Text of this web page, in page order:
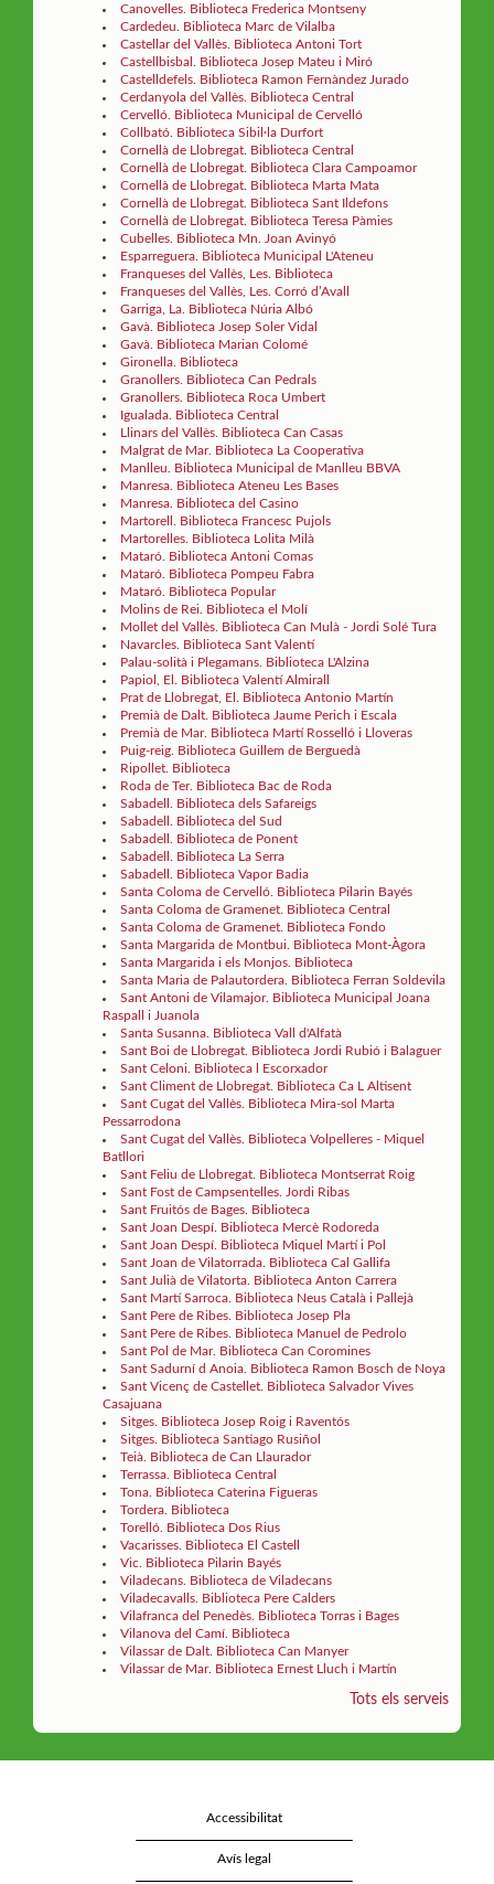
Canovelles. Biblioteca Frederica Montseny
Cardedeu. Biblioteca Marc de Vilalba
Castellar del Vallès. Biblioteca Antoni Tort
Castellbisbal. Biblioteca Josep Mateu i Miró
Castelldefels. Biblioteca Ramon Fernàndez Jurado
Cerdanyola del Vallès. Biblioteca Central
Cervelló. Biblioteca Municipal de Cervelló
Collbató. Biblioteca Sibil·la Durfort
Cornellà de Llobregat. Biblioteca Central
Cornellà de Llobregat. Biblioteca Clara Campoamor
Cornellà de Llobregat. Biblioteca Marta Mata
Cornellà de Llobregat. Biblioteca Sant Ildefons
Cornellà de Llobregat. Biblioteca Teresa Pàmies
Cubelles. Biblioteca Mn. Joan Avinyó
Esparreguera. Biblioteca Municipal L'Ateneu
Franqueses del Vallès, Les. Biblioteca
Franqueses del Vallès, Les. Corró d’Avall
Garriga, La. Biblioteca Núria Albó
Gavà. Biblioteca Josep Soler Vidal
Gavà. Biblioteca Marian Colomé
Gironella. Biblioteca
Granollers. Biblioteca Can Pedrals
Granollers. Biblioteca Roca Umbert
Igualada. Biblioteca Central
Llinars del Vallès. Biblioteca Can Casas
Malgrat de Mar. Biblioteca La Cooperativa
Manlleu. Biblioteca Municipal de Manlleu BBVA
Manresa. Biblioteca Ateneu Les Bases
Manresa. Biblioteca del Casino
Martorell. Biblioteca Francesc Pujols
Martorelles. Biblioteca Lolita Milà
Mataró. Biblioteca Antoni Comas
Mataró. Biblioteca Pompeu Fabra
Mataró. Biblioteca Popular
Molins de Rei. Biblioteca el Molí
Mollet del Vallès. Biblioteca Can Mulà - Jordi Solé Tura
Navarcles. Biblioteca Sant Valentí
Palau-solità i Plegamans. Biblioteca L'Alzina
Papiol, El. Biblioteca Valentí Almirall
Prat de Llobregat, El. Biblioteca Antonio Martín
Premià de Dalt. Biblioteca Jaume Perich i Escala
Premià de Mar. Biblioteca Martí Rosselló i Lloveras
Puig-reig. Biblioteca Guillem de Berguedà
Ripollet. Biblioteca
Roda de Ter. Biblioteca Bac de Roda
Sabadell. Biblioteca dels Safareigs
Sabadell. Biblioteca del Sud
Sabadell. Biblioteca de Ponent
Sabadell. Biblioteca La Serra
Sabadell. Biblioteca Vapor Badia
Santa Coloma de Cervelló. Biblioteca Pilarin Bayés
Santa Coloma de Gramenet. Biblioteca Central
Santa Coloma de Gramenet. Biblioteca Fondo
Santa Margarida de Montbui. Biblioteca Mont-Àgora
Santa Margarida i els Monjos. Biblioteca
Santa Maria de Palautordera. Biblioteca Ferran Soldevila
Sant Antoni de Vilamajor. Biblioteca Municipal Joana
Raspall i Juanola
Santa Susanna. Biblioteca Vall d'Alfatà
Sant Boi de Llobregat. Biblioteca Jordi Rubió i Balaguer
Sant Celoni. Biblioteca l Escorxador
Sant Climent de Llobregat. Biblioteca Ca L Altisent
Sant Cugat del Vallès. Biblioteca Mira-sol Marta
Pessarrodona
Sant Cugat del Vallès. Biblioteca Volpelleres - Miquel
Batllori
Sant Feliu de Llobregat. Biblioteca Montserrat Roig
Sant Fost de Campsentelles. Jordi Ribas
Sant Fruitós de Bages. Biblioteca
Sant Joan Despí. Biblioteca Mercè Rodoreda
Sant Joan Despí. Biblioteca Miquel Martí i Pol
Sant Joan de Vilatorrada. Biblioteca Cal Gallifa
Sant Julià de Vilatorta. Biblioteca Anton Carrera
Sant Martí Sarroca. Biblioteca Neus Català i Pallejà
Sant Pere de Ribes. Biblioteca Josep Pla
Sant Pere de Ribes. Biblioteca Manuel de Pedrolo
Sant Pol de Mar. Biblioteca Can Coromines
Sant Sadurní d Anoia. Biblioteca Ramon Bosch de Noya
Sant Vicenç de Castellet. Biblioteca Salvador Vives
Casajuana
Sitges. Biblioteca Josep Roig i Raventós
Sitges. Biblioteca Santiago Rusiñol
Teià. Biblioteca de Can Llaurador
Terrassa. Biblioteca Central
Tona. Biblioteca Caterina Figueras
Tordera. Biblioteca
Torelló. Biblioteca Dos Rius
Vacarisses. Biblioteca El Castell
Vic. Biblioteca Pilarin Bayés
Viladecans. Biblioteca de Viladecans
Viladecavalls. Biblioteca Pere Calders
Vilafranca del Penedès. Biblioteca Torras i Bages
Vilanova del Camí. Biblioteca
Vilassar de Dalt. Biblioteca Can Manyer
Vilassar de Mar. Biblioteca Ernest Lluch i Martín
Tots els serveis
Accessibilitat
Avís legal